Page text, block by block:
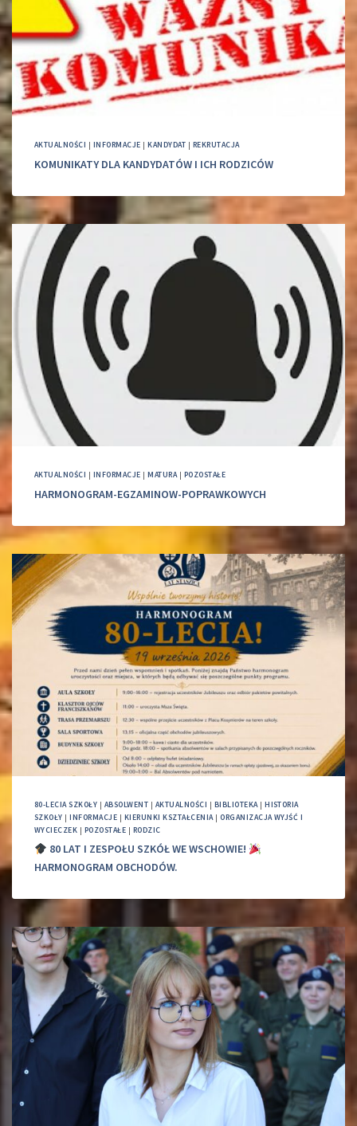
AKTUALNOŚCI | INFORMACJE |KANDYDAT | REKRUTACJA
KOMUNIKATY DLA KANDYDATÓW I ICH RODZICÓW
AKTUALNOŚCI | INFORMACJE |MATURA| POZOSTAŁE
HARMONOGRAM-EGZAMINOW-POPRAWKOWYCH
80-LECIA SZKOŁY | ABSOLWENT | AKTUALNOŚCI | BIBLIOTEKA |HISTORIA
SZKOŁY |INFORMACJE | KIERUNKI KSZTAŁCENIA |ORGANIZACJA WYJŚĆ I
WYCIECZEK | POZOSTAŁE | RODZIC
80 LAT I ZESPOŁU SZKÓŁ WE WSCHOWIE!
HARMONOGRAM OBCHODÓW.